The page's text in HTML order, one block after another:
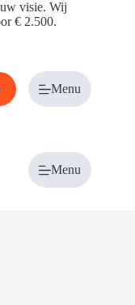
visie. Wij
€ 2.500.
Over ons
Menu
Menu